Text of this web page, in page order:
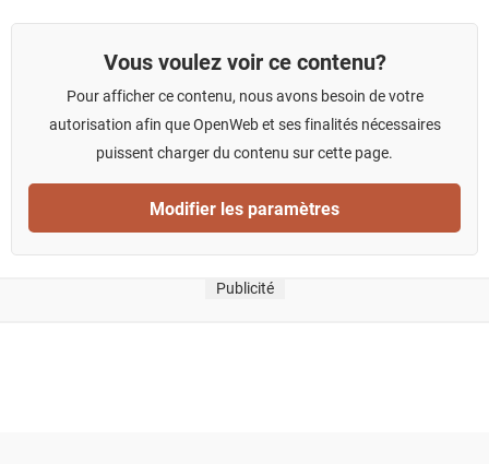
Vous voulez voir ce contenu?
Pour afficher ce contenu, nous avons besoin de votre
autorisation afin que OpenWeb et ses finalités nécessaires
puissent charger du contenu sur cette page.
Modifier les paramètres
Publicité